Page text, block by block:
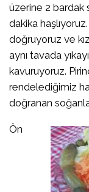
üzerine 2 bardak
dakika
doğruyoruz ve
aynı tavada
kavuruyoruz.
rendelediğimiz
doğranan
Ön